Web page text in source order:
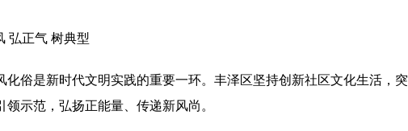
弘正气 树典型
化俗是新时代文明实践的重要一环。丰泽区坚持创新社区文化生活，突
领示范，弘扬正能量、传递新风尚。